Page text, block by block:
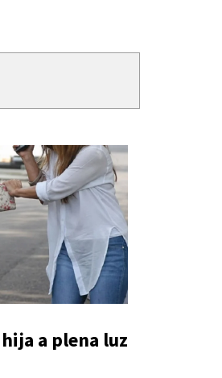
a plena luz